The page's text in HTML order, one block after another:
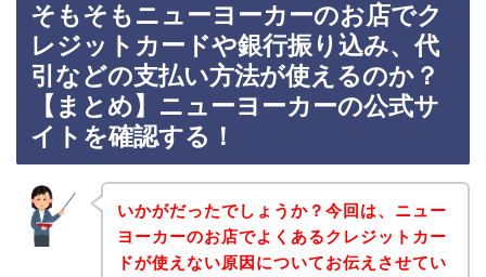
そもそもニューヨーカーのお店でク
レジットカードや銀行振り込み、代
引などの支払い方法が使えるのか？
【まとめ】ニューヨーカーの公式サ
イトを確認する！
いかがだったでしょうか？今回は、ニュー
ヨーカーのお店でよくあるクレジットカー
ドが使えない原因についてお伝えさせてい